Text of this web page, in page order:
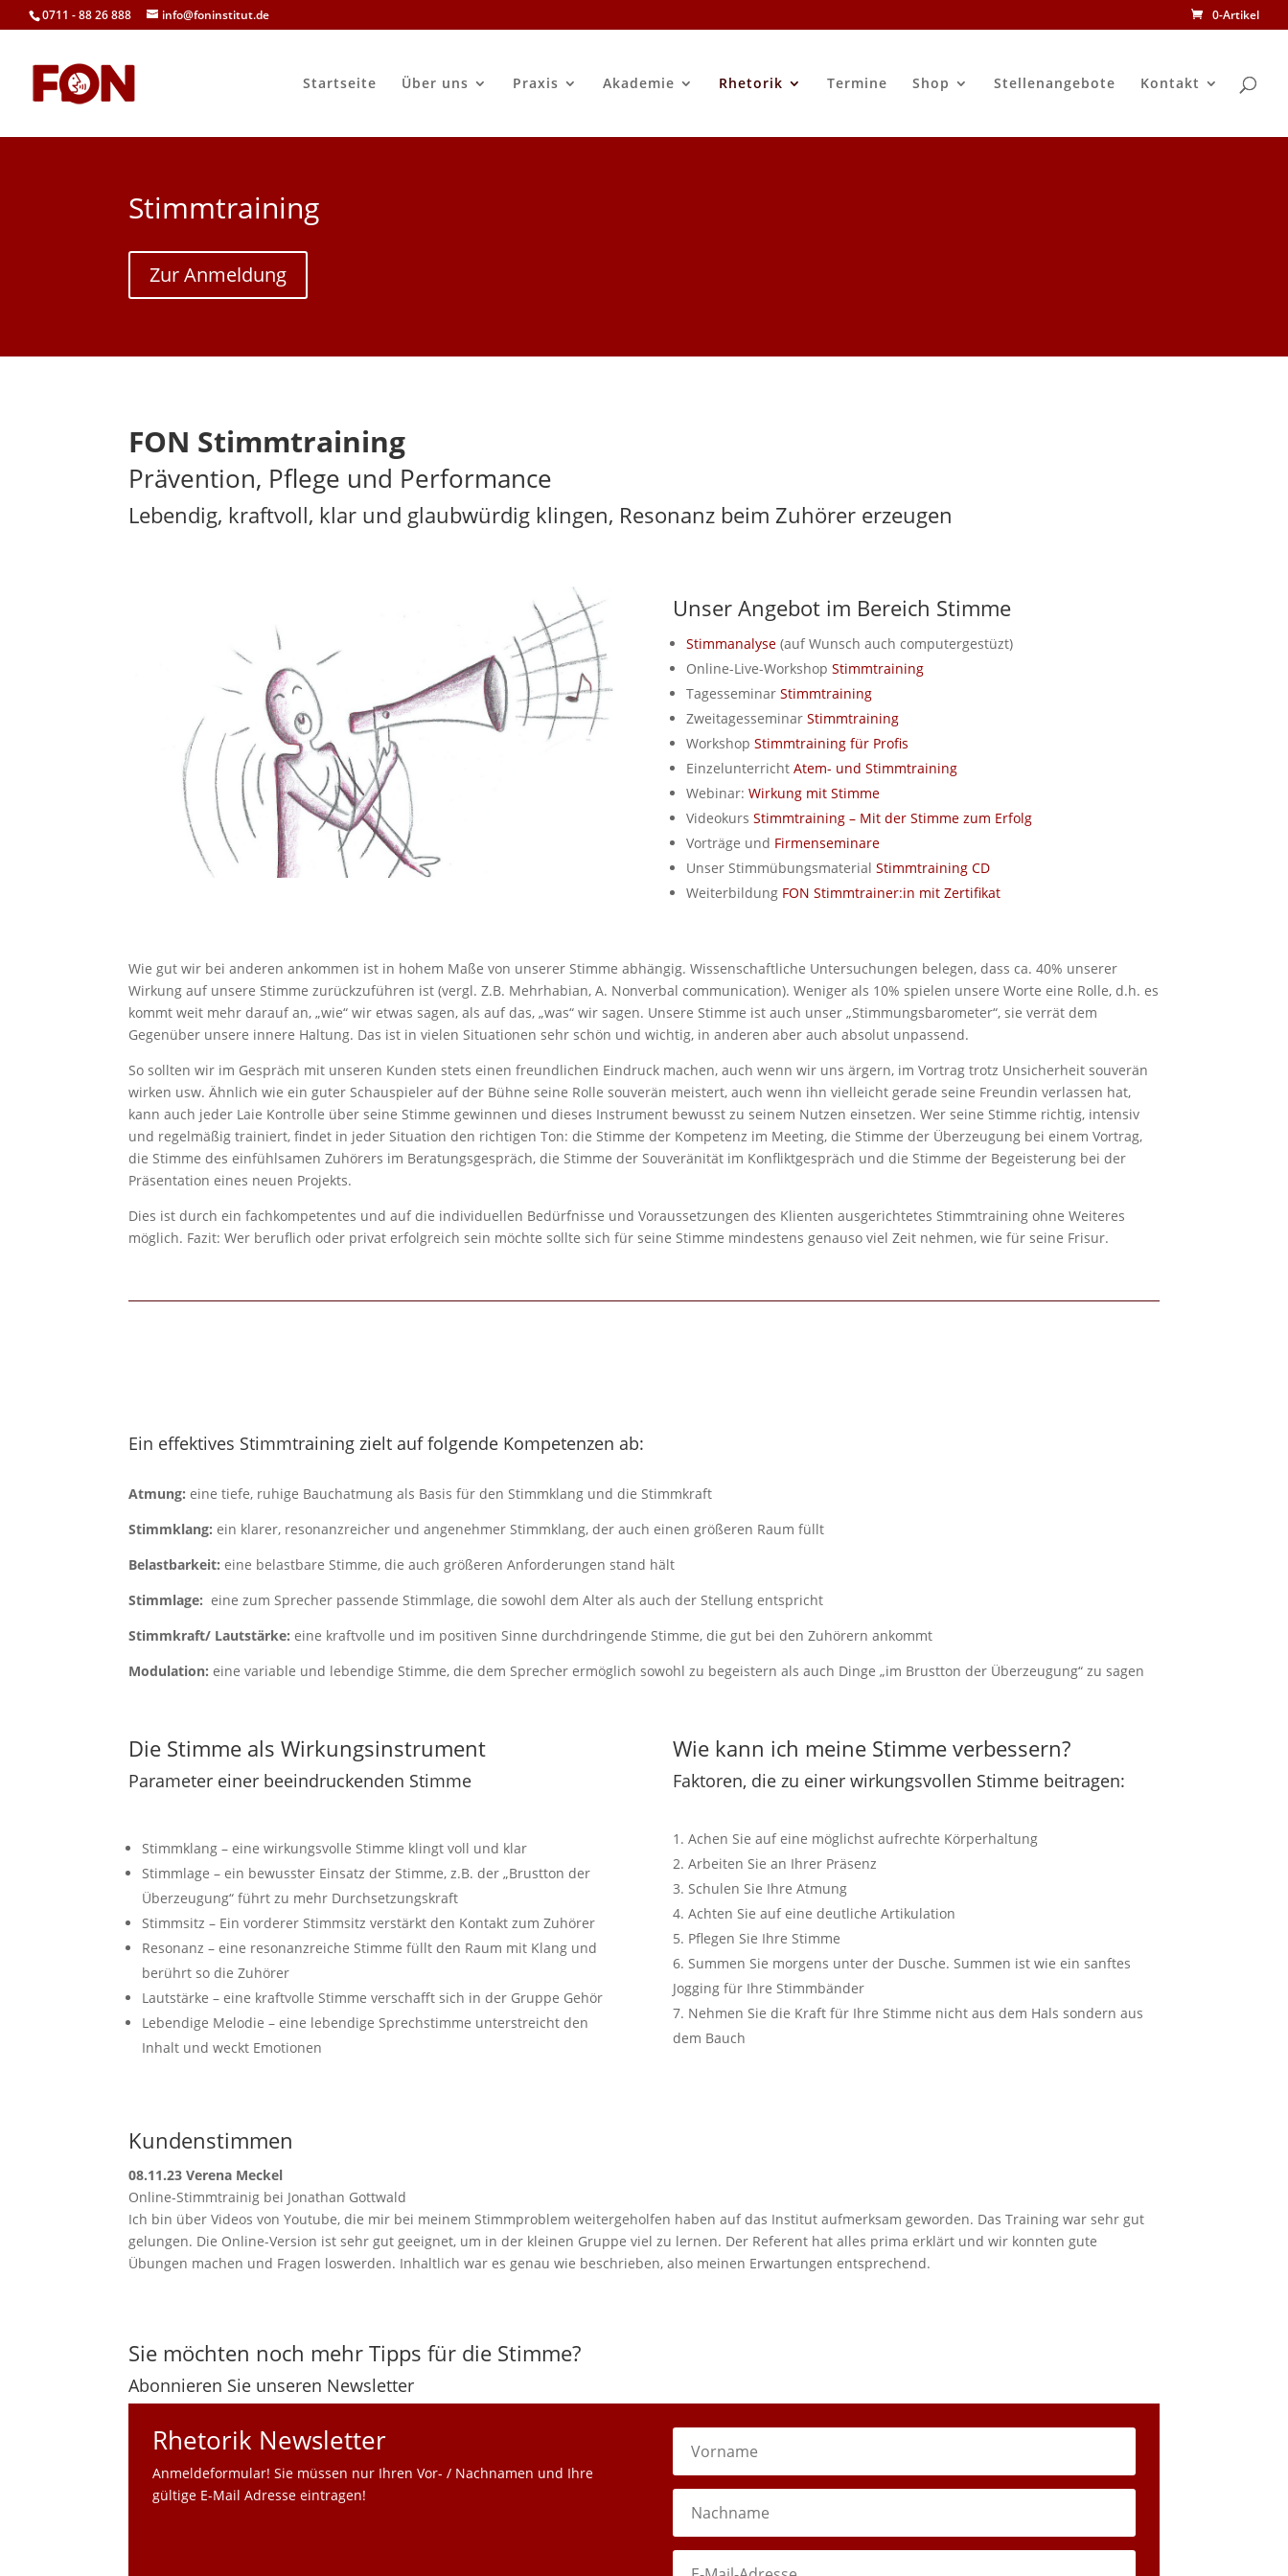
0711 - 88 26 888 info@foninstitut.de 0-Artikel
Startseite Über uns Praxis Akademie Rhetorik Termine Shop Stellenangebote Kontakt
Stimmtraining
Zur Anmeldung
FON Stimmtraining
Prävention, Pflege und Performance
Lebendig, kraftvoll, klar und glaubwürdig klingen, Resonanz beim Zuhörer erzeugen
Unser Angebot im Bereich Stimme
Stimmanalyse(auf Wunsch auch computergestüzt)
Online-Live-Workshop Stimmtraining
Tagesseminar Stimmtraining
Zweitagesseminar Stimmtraining
Workshop Stimmtraining für Profis
EinzelunterrichtAtem- und Stimmtraining
Webinar: Wirkung mit Stimme
Videokurs Stimmtraining – Mit der Stimme zum Erfolg
Vorträge und Firmenseminare
Unser Stimmübungsmaterial Stimmtraining CD
Weiterbildung FON Stimmtrainer:in mit Zertifikat
Wie gut wir bei anderen ankommen ist in hohem Maße von unserer Stimme abhängig. Wissenschaftliche Untersuchungen belegen, dass ca. 40% unserer
Wirkung auf unsere Stimme zurückzuführen ist (vergl. Z.B. Mehrhabian, A. Nonverbal communication). Weniger als 10% spielen unsere Worte eine Rolle, d.h. es
kommt weit mehr darauf an, „wie“ wir etwas sagen, als auf das, „was“ wir sagen. Unsere Stimme ist auch unser „Stimmungsbarometer“, sie verrät dem
Gegenüber unsere innere Haltung. Das ist in vielen Situationen sehr schön und wichtig, in anderen aber auch absolut unpassend.
So sollten wir im Gespräch mit unseren Kunden stets einen freundlichen Eindruck machen, auch wenn wir uns ärgern, im Vortrag trotz Unsicherheit souverän
wirken usw. Ähnlich wie ein guter Schauspieler auf der Bühne seine Rolle souverän meistert, auch wenn ihn vielleicht gerade seine Freundin verlassen hat,
kann auch jeder Laie Kontrolle über seine Stimme gewinnen und dieses Instrument bewusst zu seinem Nutzen einsetzen. Wer seine Stimme richtig, intensiv
und regelmäßig trainiert, findet in jeder Situation den richtigen Ton: die Stimme der Kompetenz im Meeting, die Stimme der Überzeugung bei einem Vortrag,
die Stimme des einfühlsamen Zuhörers im Beratungsgespräch, die Stimme der Souveränität im Konfliktgespräch und die Stimme der Begeisterung bei der
Präsentation eines neuen Projekts.
Dies ist durch ein fachkompetentes und auf die individuellen Bedürfnisse und Voraussetzungen des Klienten ausgerichtetes Stimmtraining ohne Weiteres
möglich. Fazit: Wer beruflich oder privat erfolgreich sein möchte sollte sich für seine Stimme mindestens genauso viel Zeit nehmen, wie für seine Frisur.
Ein effektives Stimmtraining zielt auf folgende Kompetenzen ab:
Atmung: eine tiefe, ruhige Bauchatmung als Basis für den Stimmklang und die Stimmkraft
Stimmklang: ein klarer, resonanzreicher und angenehmer Stimmklang, der auch einen größeren Raum füllt
Belastbarkeit: eine belastbare Stimme, die auch größeren Anforderungen stand hält
Stimmlage:eine zum Sprecher passende Stimmlage, die sowohl dem Alter als auch der Stellung entspricht
Stimmkraft/ Lautstärke: eine kraftvolle und im positiven Sinne durchdringende Stimme, die gut bei den Zuhörern ankommt
Modulation: eine variable und lebendige Stimme, die dem Sprecher ermöglich sowohl zu begeistern als auch Dinge „im Brustton der Überzeugung“ zu sagen
Die Stimme als Wirkungsinstrument
Parameter einer beeindruckenden Stimme
Stimmklang – eine wirkungsvolle Stimme klingt voll und klar
Stimmlage – ein bewusster Einsatz der Stimme, z.B. der „Brustton der
Überzeugung“ führt zu mehr Durchsetzungskraft
Stimmsitz – Ein vorderer Stimmsitz verstärkt den Kontakt zum Zuhörer
Resonanz – eine resonanzreiche Stimme füllt den Raum mit Klang und
berührt so die Zuhörer
Lautstärke – eine kraftvolle Stimme verschafft sich in der Gruppe Gehör
Lebendige Melodie – eine lebendige Sprechstimme unterstreicht den
Inhalt und weckt Emotionen
Wie kann ich meine Stimme verbessern?
Faktoren, die zu einer wirkungsvollen Stimme beitragen:
Achen Sie auf eine möglichst aufrechte Körperhaltung
Arbeiten Sie an Ihrer Präsenz
Schulen Sie Ihre Atmung
Achten Sie auf eine deutliche Artikulation
Pflegen Sie Ihre Stimme
Summen Sie morgens unter der Dusche. Summen ist wie ein sanftes
Jogging für Ihre Stimmbänder
Nehmen Sie die Kraft für Ihre Stimme nicht aus dem Hals sondern aus
dem Bauch
Kundenstimmen
08.11.23 Verena Meckel
Online-Stimmtrainig bei Jonathan Gottwald
Ich bin über Videos von Youtube, die mir bei meinem Stimmproblem weitergeholfen haben auf das Institut aufmerksam geworden. Das Training war sehr gut
gelungen. Die Online-Version ist sehr gut geeignet, um in der kleinen Gruppe viel zu lernen. Der Referent hat alles prima erklärt und wir konnten gute
Übungen machen und Fragen loswerden. Inhaltlich war es genau wie beschrieben, also meinen Erwartungen entsprechend.
Sie möchten noch mehr Tipps für die Stimme?
Abonnieren Sie unseren Newsletter
Rhetorik Newsletter
Anmeldeformular! Sie müssen nur Ihren Vor- / Nachnamen und Ihre
gültige E-Mail Adresse eintragen!